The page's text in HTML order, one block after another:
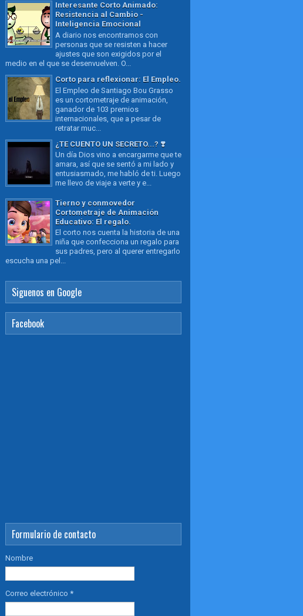
Interesante Corto Animado:
Resistencia al Cambio -
Inteligencia Emocional
A diario nos encontramos con
personas que se resisten a hacer
ajustes que son exigidos por el
medio en el que se desenvuelven. O...
Corto para reflexionar: El Empleo.
El Empleo de Santiago Bou Grasso
es un cortometraje de animación,
ganador de 103 premios
internacionales, que a pesar de
retratar muc...
¿TE CUENTO UN SECRETO...? ❣️
Un día Dios vino a encargarme que te
amara, así que se sentó a mi lado y
entusiasmado, me habló de ti. Luego
me llevo de viaje a verte y e...
Tierno y conmovedor
Cortometraje de Animación
Educativo: El regalo.
El corto nos cuenta la historia de una
niña que confecciona un regalo para
sus padres, pero al querer entregarlo
escucha una pel...
Siguenos en Google
Facebook
Formulario de contacto
Nombre
Correo electrónico *